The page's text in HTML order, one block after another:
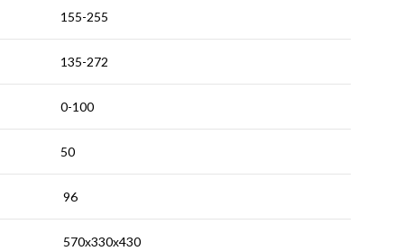
155-255
135-272
0-100
50
96
570х330х430